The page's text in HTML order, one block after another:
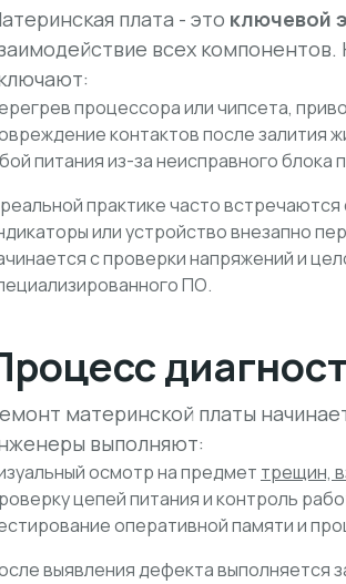
плата - это ключевой
всех
процессора или чипсета,
контактов после залития
питания из-за неисправного блока
практике часто встречаются
или устройство внезапно
с проверки напряжений и
ПО.
материнской платы
выполняют:
осмотр на предмет трещин,
цепей питания и контроль
оперативной памяти и
выявления дефекта выполняется